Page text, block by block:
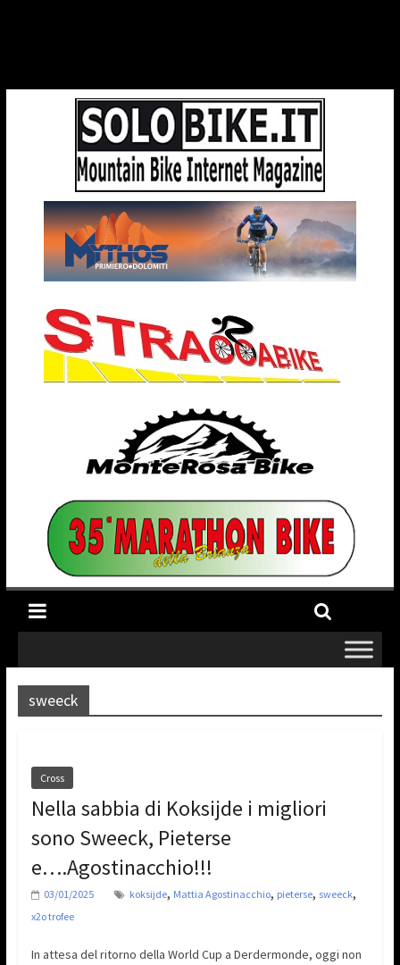
sweeck
Cross
Nella sabbia di Koksijde i migliori
sono Sweeck, Pieterse
e….Agostinacchio!!!
03/01/2025 koksijde, Mattia Agostinacchio, pieterse, sweeck,
x2o trofee
In attesa del ritorno della World Cup a Derdermonde, oggi non